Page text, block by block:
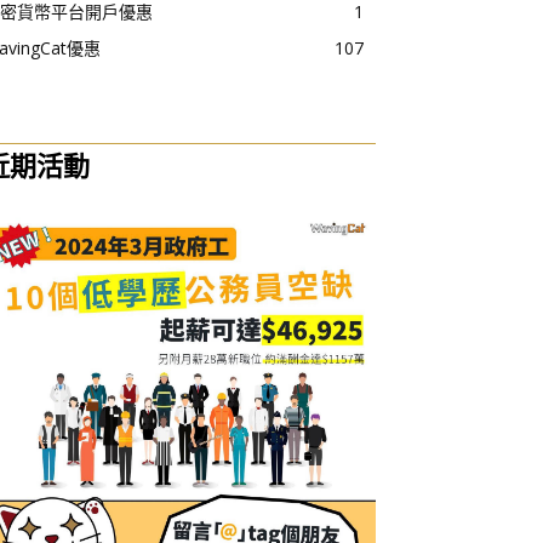
貨幣平台開戶優惠
1
優惠
107
期活動